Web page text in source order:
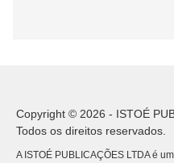
Copyright © 2026 - ISTOÉ
Todos os direitos reservados.
A ISTOÉ PUBLICAÇÕES LTDA é